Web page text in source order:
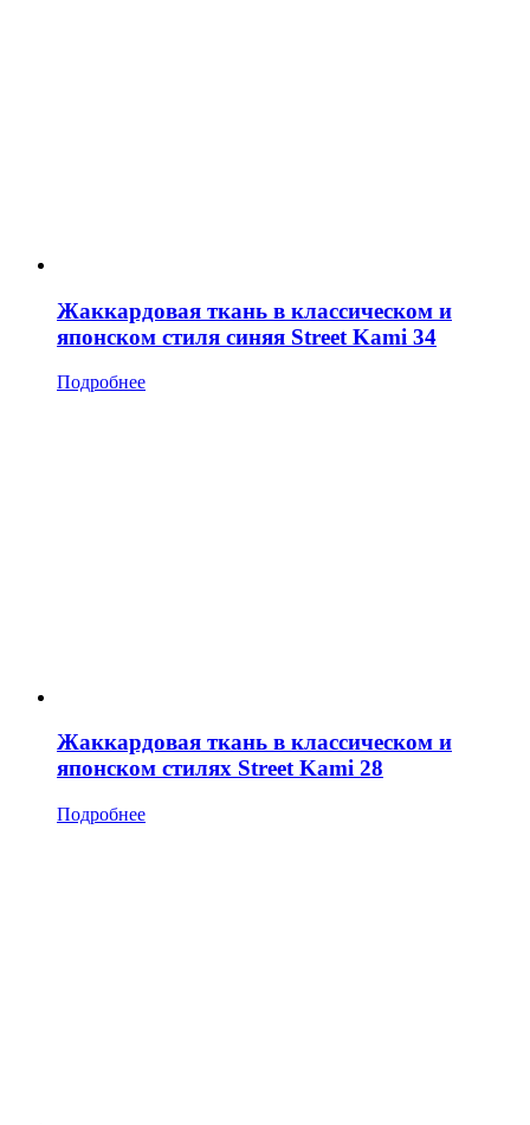
Жаккардовая ткань в классическом и
японском стиля синяя Street Kami 34
Подробнее
Жаккардовая ткань в классическом и
японском стилях Street Kami 28
Подробнее